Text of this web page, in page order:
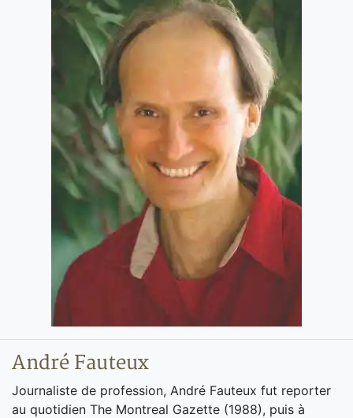
André Fauteux
Journaliste de profession, André Fauteux fut reporter
au quotidien The Montreal Gazette (1988), puis à